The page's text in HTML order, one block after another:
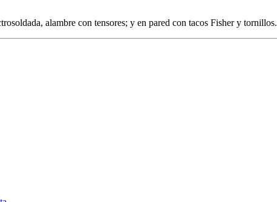
alambre con tensores; y en pared con tacos Fisher y tornillos.